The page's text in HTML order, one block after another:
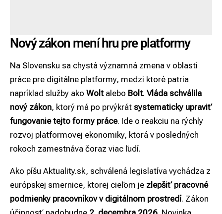
Nový zákon mení hru pre platformy
Na Slovensku sa chystá významná zmena v oblasti
práce pre digitálne platformy, medzi ktoré patria
napríklad služby ako Woltalebo Bolt. Vláda schválila
nový zákon, ktorý má po prvýkrát systematicky upraviť
fungovanie tejto formy práce. Ide o reakciu na rýchly
rozvoj platformovej ekonomiky, ktorá v posledných
rokoch zamestnáva čoraz viac ľudí.
Ako píšu Aktuality.sk, schválená legislatíva vychádza z
európskej smernice, ktorej cieľom je zlepšiť pracovné
podmienky pracovníkov v digitálnom prostredí. Zákon